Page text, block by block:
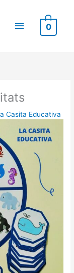
principal
0
Casita Educativa